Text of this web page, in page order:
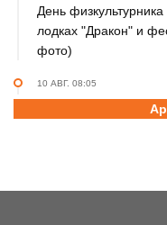
День
лодках "Дракон" и
фото)
10 АВГ. 08:05
ВИДЕО. Обзор матча
Барнаул» — «Урал-